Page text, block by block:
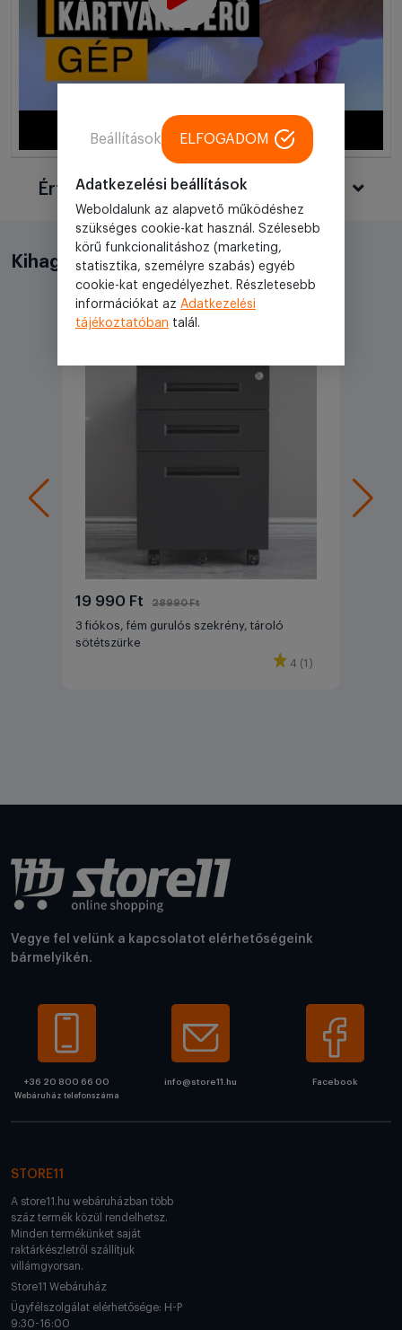
Értékelések
Kihagyhatatlan akciók
19 990 Ft 28990 Ft
3 fiókos, fém gurulós szekrény, tároló
sötétszürke
4 (1)
Vegye fel velünk a kapcsolatot elérhetőségeink
bármelyikén.
+36 20 800 66 00
Webáruház telefonszáma
info@store11.hu Facebook
STORE11
A store11.hu webáruházban több
száz termék közül rendelhetsz.
Minden termékünket saját
raktárkészletről szállítjuk
villámgyorsan.
Store11 Webáruház
Ügyfélszolgálat elérhetősége: H-P
9:30-16:00
Adatkezelési beállítások
Weboldalunk az alapvető működéshez
szükséges cookie-kat használ. Szélesebb
körű funkcionalitáshoz (marketing,
statisztika, személyre szabás) egyéb
cookie-kat engedélyezhet. Részletesebb
információkat az Adatkezelési
tájékoztatóban talál.
Beállítások ELFOGADOM